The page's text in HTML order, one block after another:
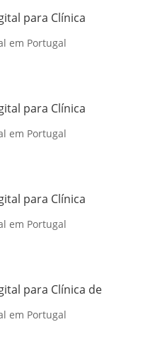
para Clínica
em Portugal
para Clínica
em Portugal
para Clínica
em Portugal
para Clínica de
em Portugal